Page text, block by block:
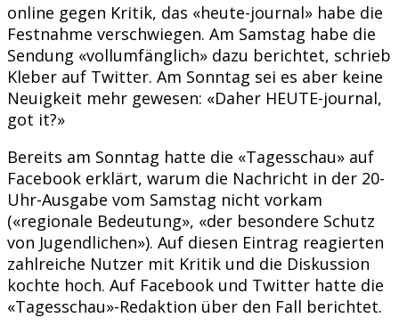
online gegen Kritik, das «heute-journal» habe die
Festnahme verschwiegen. Am Samstag habe die
Sendung «vollumfänglich» dazu berichtet, schrieb
Kleber auf Twitter. Am Sonntag sei es aber keine
Neuigkeit mehr gewesen: «Daher HEUTE-journal,
got it?»
Bereits am Sonntag hatte die «Tagesschau» auf
Facebook erklärt, warum die Nachricht in der 20-
Uhr-Ausgabe vom Samstag nicht vorkam
(«regionale Bedeutung», «der besondere Schutz
von Jugendlichen»). Auf diesen Eintrag reagierten
zahlreiche Nutzer mit Kritik und die Diskussion
kochte hoch. Auf Facebook und Twitter hatte die
«Tagesschau»-Redaktion über den Fall berichtet.